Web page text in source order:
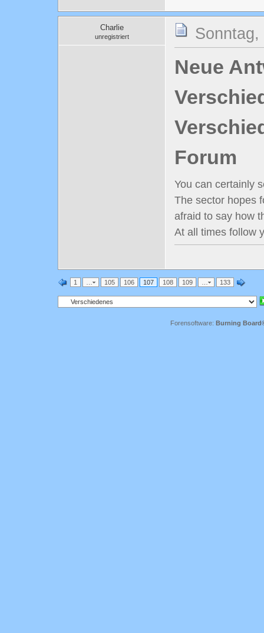
Charlie
unregistriert
Neue
Forum
You can certainly
The sector hopes
afraid to say how
At all times follow
1 105 106 107 108 109 133
Forensoftware: Burning